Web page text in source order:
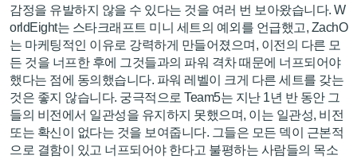
감정을 유발하지 않을 수 있다는 것을 여러 번 보아왔습니다. W
orldEight는 스타크래프트 미니 세트의 예외를 언급했고, ZachO
는 마케팅적인 이유로 강력하게 만들어졌으며, 이전의 다른 모
든 것을 너프한 후에 그것들과의 파워 격차 때문에 너프되어야
했다는 점에 동의했습니다. 파워 레벨이 크게 다른 세트를 갖는
것은 좋지 않습니다. 궁극적으로 Team5는 지난 1년 반 동안 그
들의 비전에서 일관성을 유지하지 못했으며, 이는 일관성, 비전
또는 확신이 없다는 것을 보여줍니다. 그들은 모든 덱이 근본적
으로 결함이 있고 너프되어야 한다고 불평하는 사람들의 목소